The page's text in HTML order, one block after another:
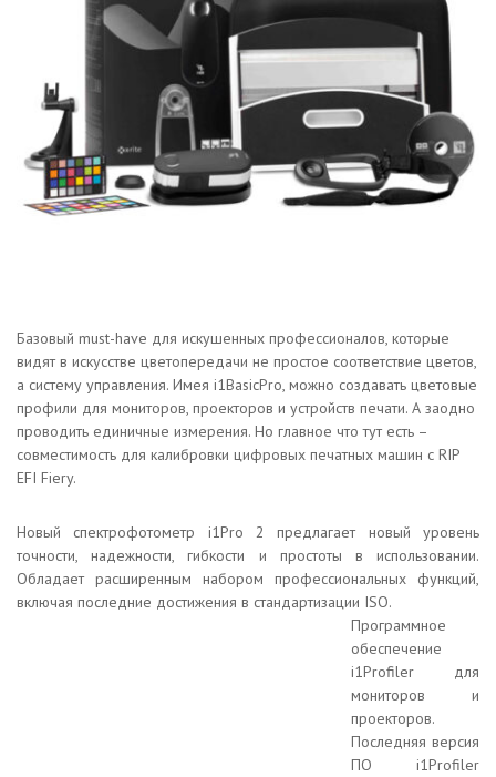
Базовый must-have для искушенных профессионалов, которые
видят в искусстве цветопередачи не простое соответствие цветов,
а систему управления. Имея i1BasicPro, можно создавать цветовые
профили для мониторов, проекторов и устройств печати. А заодно
проводить единичные измерения. Но главное что тут есть –
совместимость для калибровки цифровых печатных машин с RIP
EFI Fiery.
Новый спектрофотометр i1Pro 2 предлагает новый уровень
точности, надежности, гибкости и простоты в использовании.
Обладает расширенным набором профессиональных функций,
включая последние достижения в стандартизации ISO.
Программное
обеспечение
i1Profiler для
мониторов и
проекторов.
Последняя версия
ПО i1Profiler